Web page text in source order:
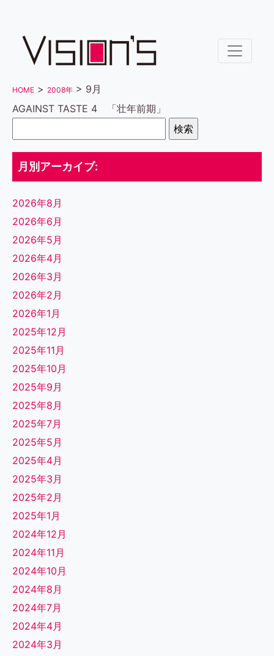
HOME > 2008年 > 9月
AGAINST TASTE 4 「壮年前期」
月別アーカイブ:
2026年8月
2026年6月
2026年5月
2026年4月
2026年3月
2026年2月
2026年1月
2025年12月
2025年11月
2025年10月
2025年9月
2025年8月
2025年7月
2025年5月
2025年4月
2025年3月
2025年2月
2025年1月
2024年12月
2024年11月
2024年10月
2024年8月
2024年7月
2024年4月
2024年3月